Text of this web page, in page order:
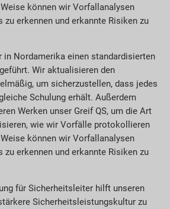
können wir Vorfallanalysen
zu erkennen und erkannte Risiken zu
in Nordamerika einen standardisierten
Wir aktualisieren den
um sicherzustellen, dass jedes
Schulung erhält. Außerdem
Werken unser Greif QS, um die Art
wie wir Vorfälle protokollieren
können wir Vorfallanalysen
zu erkennen und erkannte Risiken zu
für Sicherheitsleiter hilft unseren
Sicherheitsleistungskultur zu